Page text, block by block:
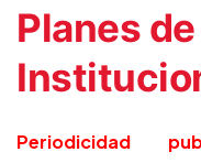
Planes
Periodicidad